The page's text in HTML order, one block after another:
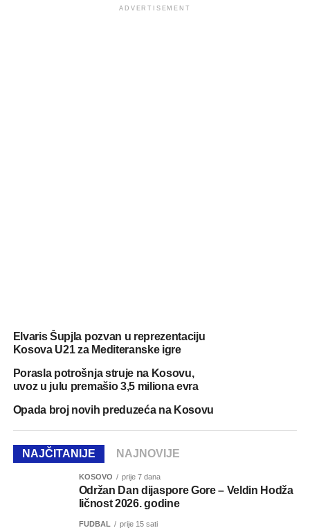
ADVERTISEMENT
Elvaris Šupjla pozvan u reprezentaciju
Kosova U21 za Mediteranske igre
Porasla potrošnja struje na Kosovu,
uvoz u julu premašio 3,5 miliona evra
Opada broj novih preduzeća na Kosovu
NAJČITANIJE NAJNOVIJE
KOSOVO prije 7 dana
Održan Dan dijaspore Gore – Veldin Hodža
ličnost 2026. godine
FUDBAL prije 15 sati